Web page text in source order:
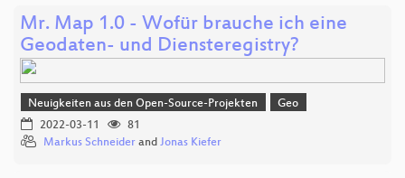
Mr. Map 1.0 - Wofür brauche ich eine
Geodaten- und Diensteregistry?
Neuigkeiten aus den Open-Source-Projekten
Geo
2022-03-11
81
Markus Schneider and Jonas Kiefer